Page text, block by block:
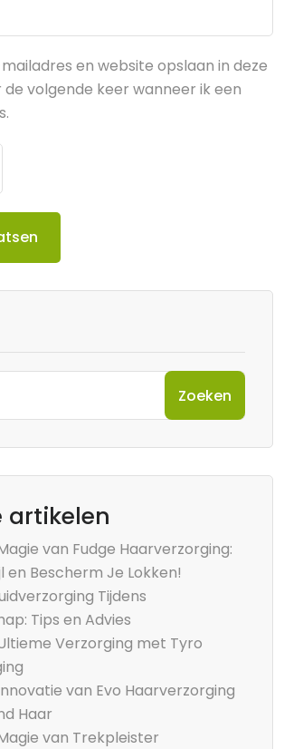
en website opslaan in deze
volgende keer wanneer ik een
Zoeken
artikelen
van Fudge Haarverzorging:
en Bescherm Je Lokken!
Tijdens
Tips en Advies
Verzorging met Tyro
van Evo Haarverzorging
Haar
van Trekpleister